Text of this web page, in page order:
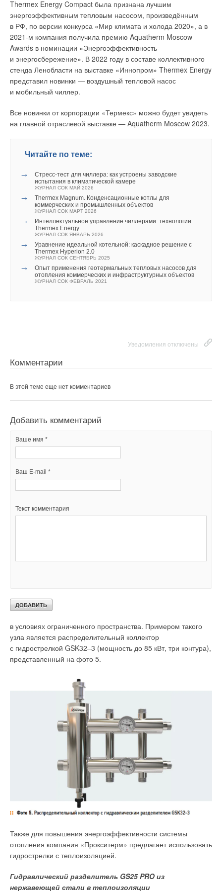
Thermex Energy Compact была признана лучшим
энергоэффективным тепловым насосом, произведённым
в РФ, по версии конкурса «Мир климата и холода 2020», а в
2021-м компания получила премию Aquatherm Moscow
Awards в номинации «Энергоэффективность
и энергосбережение». В 2022 году в составе коллективного
стенда Ленобласти на выставке «Иннопром» Thermex Energy
представил новинки — воздушный тепловой насос
и мобильный чиллер.
Все новинки от корпорации «Термекс» можно будет увидеть
на главной отраслевой выставке — Aquatherm Moscow 2023.
Читайте по теме:
→
Стресс-тест для чиллера: как устроены заводские
испытания в климатической камере
ЖУРНАЛ СОК МАЙ 2026
→
Thermex Magnum. Конденсационные котлы для
коммерческих и промышленных объектов
ЖУРНАЛ СОК МАРТ 2026
→
Интеллектуальное управление чиллерами: технологии
Thermex Energy
ЖУРНАЛ СОК ЯНВАРЬ 2026
→
Уравнение идеальной котельной: каскадное решение с
Thermex Hyperion 2.0
ЖУРНАЛ СОК СЕНТЯБРЬ 2025
→
Опыт применения геотермальных тепловых насосов для
отопления коммерческих и инфраструктурных объектов
ЖУРНАЛ СОК ФЕВРАЛЬ 2021
Уведомления отключены
Комментарии
В этой теме еще нет комментариев
Добавить комментарий
Ваше имя *
Ваш E-mail *
Текст комментария
высокое качество оборудования и поддержку на всех этапах
жизненного цикла объекта.
Читайте по теме:
→
Температура теплоносителя для системы вентиляции в
котельных с погодозависимой автоматикой
ЖУРНАЛ СОК СЕНТЯБРЬ 2023
→ Передовое оборудование GEFFEN: теперь и BIM-модели
ЖУРНАЛ СОК НОЯБРЬ 2021
Thermo: чем отличаются три серии
ЖУРНАЛ СОК АВГУСТ 2026
ЖУРНАЛ СОК ИЮНЬ 2026
Комментарии
В этой теме еще нет комментариев
нержавеющая сталь AISI 304;
рабочее давление — 10 бар;
бесплатная доставка за четыре дня*;
оплата при получении**;
гарантия — 5 лет.
Гидравлический разделитель GS32–3
Основные характеристики (фото 3):
мощность до 85 кВт, три контура;
нержавеющая сталь AISI 304;
рабочее давление — 10 бар;
гарантия — 5 лет.
* Указано из расчёта среднего срока доставки до пункта
выдачи. Доставка за счёт продавца — только при покупке по
розничным ценам.
** В комплект поставки не входят крепления, кран
и воздухоотводчик.
Также в ассортименте «Прокситерм» представлено
множество других моделей гидрострелок.
Для повышения эффективности системы компания
Пример подобных нестандартных изделий —
гидравлические разделители GSK32–40HГ-32 и GSK25–25,
выполненные «под заказ» (точно под параметры системы
заказчика), — приведён на фото 4.
коллектора — такой вариант имеет много преимуществ,
в условиях ограниченного пространства. Примером такого
узла является распределительный коллектор
с гидрострелкой GSK32–3 (мощность до 85 кВт, три контура),
представленный на фото 5.
Также для повышения энергоэффективности системы
отопления компания «Прокситерм» предлагает использовать
гидрострелки с теплоизоляцией.
Гидравлический разделитель GS25 PRO из
нержавеющей стали в теплоизоляции